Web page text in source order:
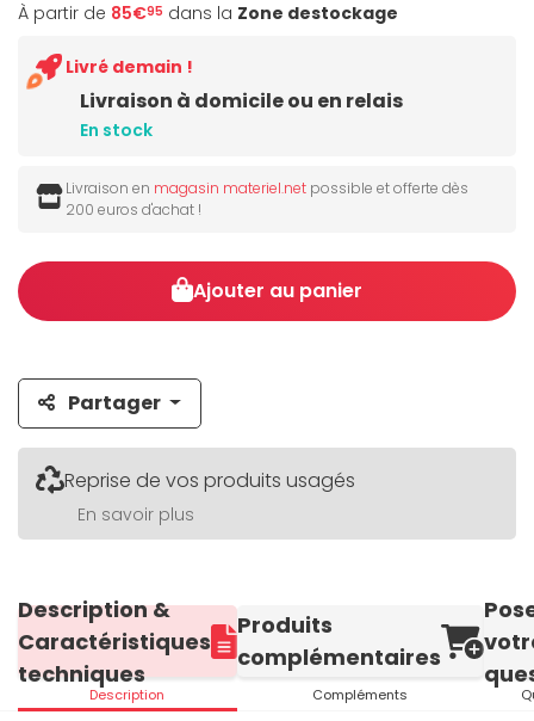
À partir de 85€95 dans la Zone destockage
Livraison à domicile ou en relais
En stock
Livré demain !
Livraison en magasin materiel.net possible et offerte dès
200 euros d'achat !
Ajouter au panier
Partager
Reprise de vos produits usagés
En savoir plus
Description &
Caractéristiques
techniques
Description
Produits
complémentaires
Compléments